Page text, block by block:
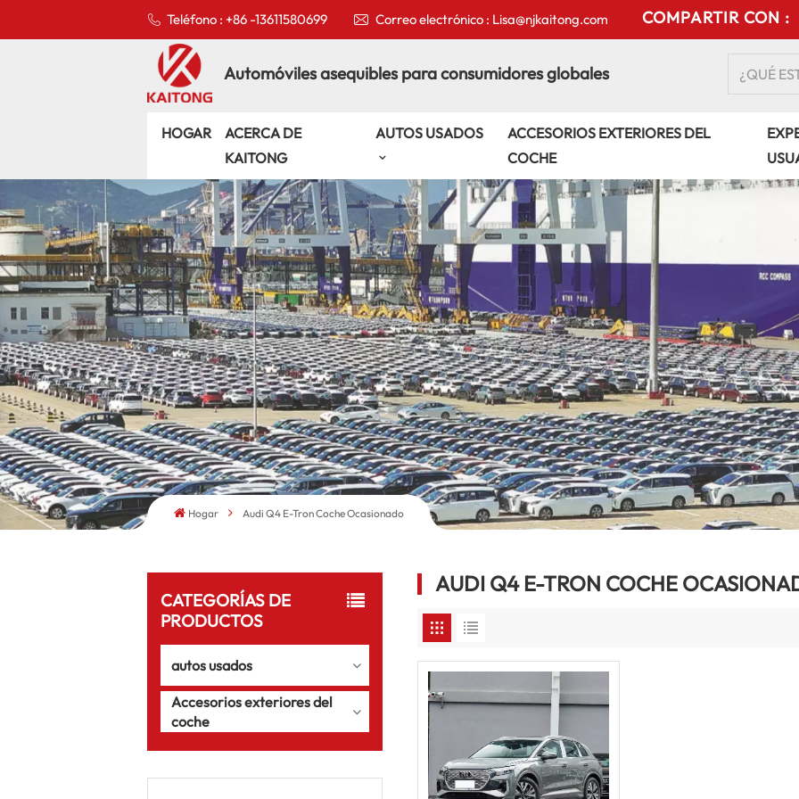
Teléfono : +86 -13611580699 Correo electrónico : Lisa@njkaitong.com COMPARTIR CON :
Automóviles asequibles para consumidores globales
HOGAR
ACERCA DE
KAITONG
AUTOS USADOS
ACCESORIOS EXTERIORES DEL
COCHE
Hogar Audi Q4 E-Tron Coche Ocasionado
CATEGORÍAS DE
PRODUCTOS
autos usados
Accesorios exteriores del
coche
AUDI Q4 E-TRON COCHE